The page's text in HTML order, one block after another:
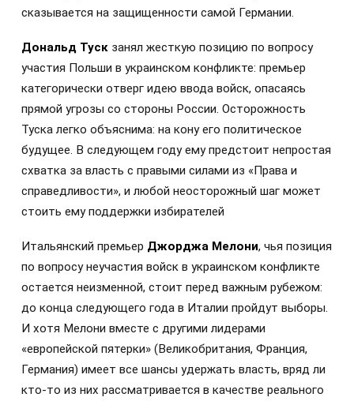
сказывается на защищенности самой Германии.
Дональд Туск занял жесткую позицию по вопросу
участия Польши в украинском конфликте: премьер
категорически отверг идею ввода войск, опасаясь
прямой угрозы со стороны России. Осторожность
Туска легко объяснима: на кону его политическое
будущее. В следующем году ему предстоит непростая
схватка за власть с правыми силами из «Права и
справедливости», и любой неосторожный шаг может
стоить ему поддержки избирателей
Итальянский премьер Джорджа Мелони, чья позиция
по вопросу неучастия войск в украинском конфликте
остается неизменной, стоит перед важным рубежом:
до конца следующего года в Италии пройдут выборы.
И хотя Мелони вместе с другими лидерами
«европейской пятерки» (Великобритания, Франция,
Германия) имеет все шансы удержать власть, вряд ли
кто-то из них рассматривается в качестве реального